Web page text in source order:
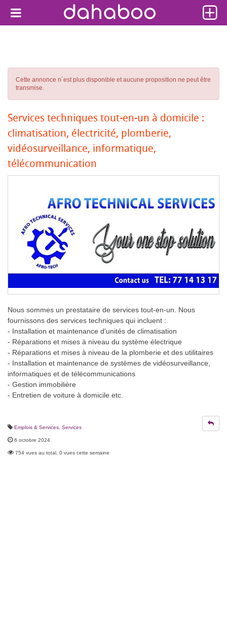
Cette annonce n´est plus disponible et aucune proposition ne peut être
transmise.
Services techniques tout-en-un à domicile :
climatisation, électricité, plomberie,
vidéosurveillance, informatique,
télécommunication
Nous sommes un prestataire de services tout-en-un. Nous
fournissons des services techniques qui incluent :
- Installation et maintenance d'unités de climatisation
- Réparations et mises à niveau du système électrique
- Réparations et mises à niveau de la plomberie et des utilitaires
- Installation et maintenance de systèmes de vidéosurveillance,
informatiques et de télécommunications
- Gestion immobilière
- Entretien de voiture à domicile etc.
Emplois & Services Services
6 octobre 2024
754 vues au total, 0 vues cette semaine